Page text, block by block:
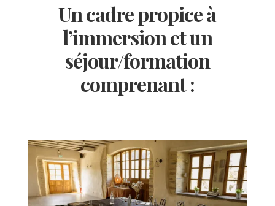
Un cadre propice à
l’immersionet un
séjour/formation
comprenant :